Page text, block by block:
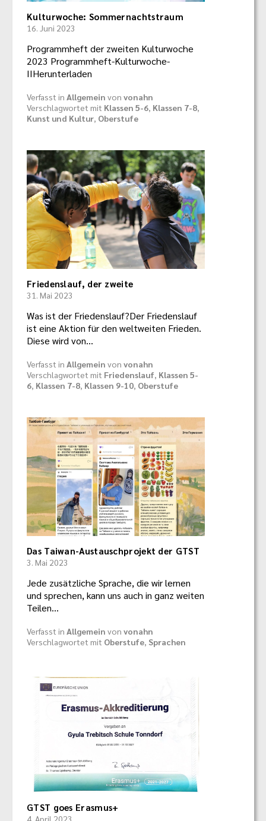
Kulturwoche: Sommernachtstraum
16. Juni 2023
Programmheft der zweiten Kulturwoche
2023 Programmheft-Kulturwoche-
IIHerunterladen
Verfasst in Allgemein von vonahn
Verschlagwortet mit Klassen 5-6, Klassen 7-8,
Kunst und Kultur, Oberstufe
Friedenslauf, der zweite
31. Mai 2023
Was ist der Friedenslauf?Der Friedenslauf
ist eine Aktion für den weltweiten Frieden.
Diese wird von…
Verfasst in Allgemein von vonahn
Verschlagwortet mit Friedenslauf, Klassen 5-
6, Klassen 7-8, Klassen 9-10, Oberstufe
Das Taiwan-Austauschprojekt der GTST
3. Mai 2023
Jede zusätzliche Sprache, die wir lernen
und sprechen, kann uns auch in ganz weiten
Teilen…
Verfasst in Allgemein von vonahn
Verschlagwortet mit Oberstufe, Sprachen
GTST goes Erasmus+
4. April 2023